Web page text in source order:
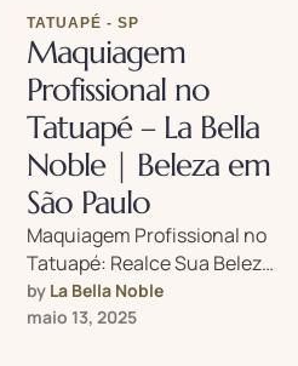
TATUAPÉ - SP
Maquiagem
Profissional no
Tatuapé – La Bella
Noble | Beleza em
São Paulo
Maquiagem Profissional no
Tatuapé: Realce Sua Beleza
no La Bella Noble Vai a um
evento especial e quer …
by La Bella Noble
maio 13, 2025